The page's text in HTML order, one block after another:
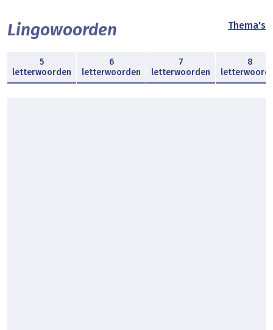
Lingowoorden Thema's
5
letterwoorden
6
letterwoorden
7
letterwoorden
8